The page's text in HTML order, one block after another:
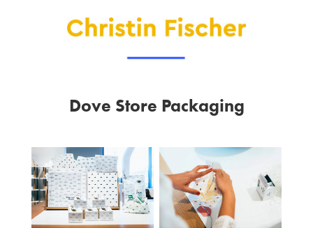
Dove Store Packaging